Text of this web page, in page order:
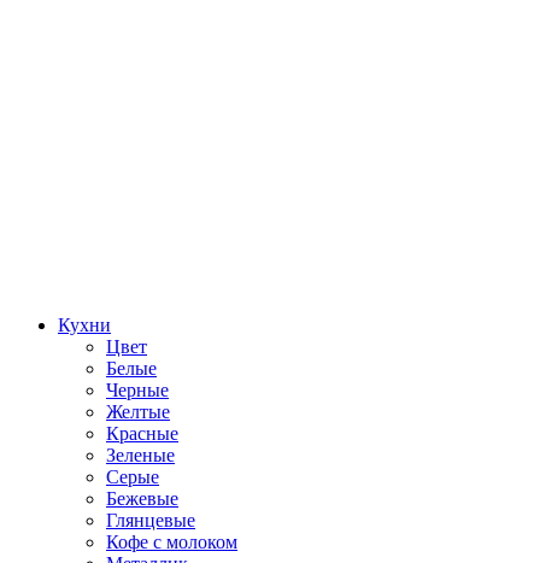
Кухни
Цвет
Белые
Черные
Желтые
Красные
Зеленые
Серые
Бежевые
Глянцевые
Кофе с молоком